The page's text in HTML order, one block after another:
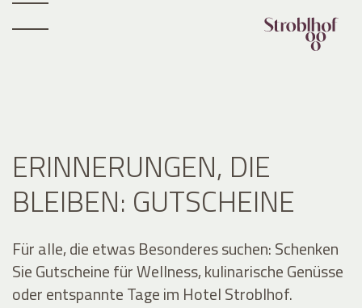
ERINNERUNGEN, DIE
BLEIBEN: GUTSCHEINE
Für alle, die etwas Besonderes suchen: Schenken
Sie Gutscheine für Wellness, kulinarische Genüsse
oder entspannte Tage im Hotel Stroblhof.